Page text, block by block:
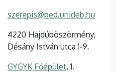
szerepis@ped.unideb.hu
4220 Hajdúböszörmény,
Désány István utca 1-9.
GYGYK Főépület, 1.